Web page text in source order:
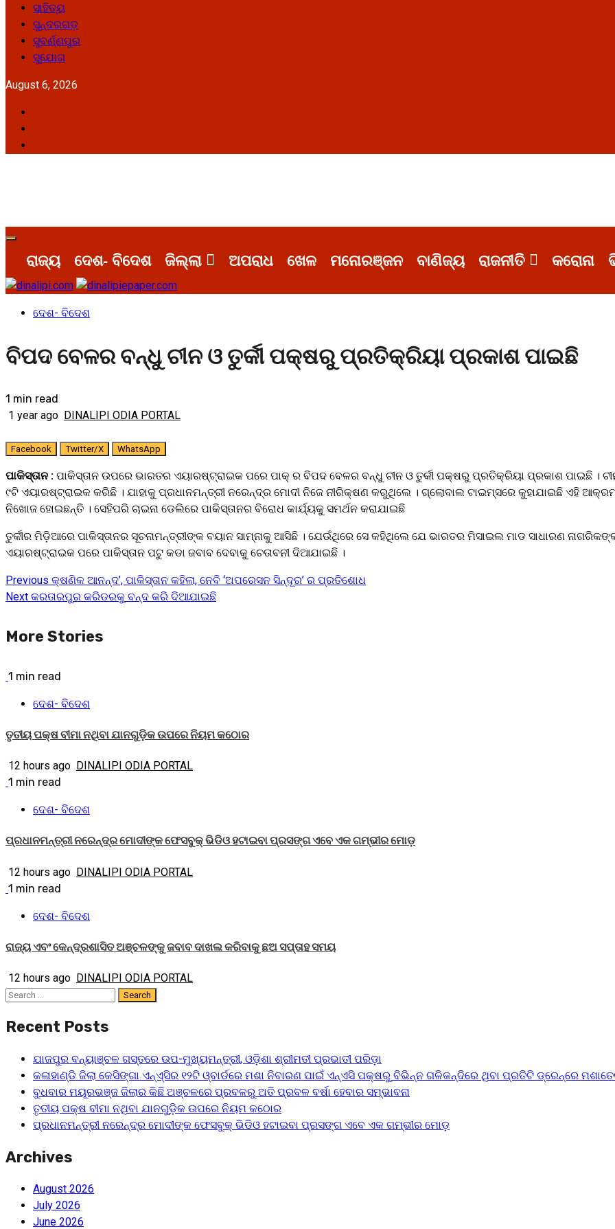
ସାହିତ୍ୟ
ସୁନ୍ଦରଗଡ଼
ସୁବର୍ଣ୍ଣପୁର
ସୁଯୋଗ
August 6, 2026
Primary
Menuରାଜ୍ୟ ଦେଶ- ବିଦେଶ ଜିଲ୍ଲା ଅପରାଧ ଖେଳ ମନୋରଞ୍ଜନ ବାଣିଜ୍ୟ ରାଜନୀତି କରୋନା
ଦେଶ- ବିଦେଶ
ବିପଦ ବେଳର ବନ୍ଧୁ ଚୀନ ଓ ତୁର୍କୀ ପକ୍ଷରୁ ପ୍ରତିକ୍ରିୟା ପ୍ରକାଶ ପାଇଛି
1 min read
1 year ago DINALIPI ODIA PORTAL
Facebook Twitter/X WhatsApp
ପାକିସ୍ତାନ : ପାକିସ୍ତାନ ଉପରେ ଭାରତର ଏୟାରଷ୍ଟ୍ରାଇକ ପରେ ପାକ୍‌ ର ବିପଦ ବେଳର ବନ୍ଧୁ ଚୀନ ଓ ତୁର୍କୀ ପକ୍ଷରୁ ପ୍ରତିକ୍ରିୟା ପ୍ରକାଶ ପାଇଛି ।
୯ଟି ଏୟାରଷ୍ଟ୍ରାଇକ କରିଛି । ଯାହାକୁ ପ୍ରଧାନମନ୍ତ୍ରୀ ନରେନ୍ଦ୍ର ମୋଦୀ ନିଜେ ନୀରିକ୍ଷଣ କରୁଥିଲେ । ଗ୍ଲୋବାଲ ଟାଇମ୍ସରେ କୁହାଯାଇଛି ଏହି
ନିଖୋଜ ହୋଇଛନ୍ତି । ସେହିପରି ଚାଇନା ଡେଲିରେ ପାକିସ୍ତାନର ବିରୋଧ କାର୍ଯ୍ୟକୁ ସମର୍ଥନ କରାଯାଇଛି
ତୁର୍କୀର ମିଡ଼ିଆରେ ପାକିସ୍ତାନର ସୂଚନାମନ୍ତ୍ରୀଙ୍କ ବୟାନ ସାମ୍ନାକୁ ଆସିଛି । ଯେଉଁଥିରେ ସେ କହିଥିଲେ ଯେ ଭାରତର ମିସାଇଲ ମାଡ ସାଧାରଣ
ଏୟାରଷ୍ଟ୍ରାଇକ ପରେ ପାକିସ୍ତାନ ପଟୁ କଡା ଜବାବ ଦେବାକୁ ଚେତାବନୀ ଦିଆଯାଇଛି ।
Continue
Reading
Previous କ୍ଷଣିକ ଆନନ୍ଦ’, ପାକିସ୍ତାନ କହିଲା, ନେବି ‘ଅପରେସନ ସିନ୍ଦୂର’ ର ପ୍ରତିଶୋଧ
Next କରତାରପୁର କରିଡରକୁ ବନ୍ଦ କରି ଦିଆଯାଇଛି
More Stories
1 min read
ଦେଶ- ବିଦେଶ
ତୃତୀୟ ପକ୍ଷ ବୀମା ନଥିବା ଯାନଗୁଡ଼ିକ ଉପରେ ନିୟମ କଠୋର
12 hours ago DINALIPI ODIA PORTAL
1 min read
ଦେଶ- ବିଦେଶ
ପ୍ରଧାନମନ୍ତ୍ରୀ ନରେନ୍ଦ୍ର ମୋଦୀଙ୍କ ଫେସବୁକ୍ ଭିଡିଓ ହଟାଇବା ପ୍ରସଙ୍ଗ ଏବେ ଏକ ଗମ୍ଭୀର ମୋଡ଼
12 hours ago DINALIPI ODIA PORTAL
1 min read
ଦେଶ- ବିଦେଶ
ରାଜ୍ୟ ଏବଂ କେନ୍ଦ୍ରଶାସିତ ଅଞ୍ଚଳଙ୍କୁ ଜବାବ ଦାଖଲ କରିବାକୁ ଛଅ ସପ୍ତାହ ସମୟ
12 hours ago DINALIPI ODIA PORTAL
Search
Recent Posts
ଯାଜପୁର ବନ୍ୟାଞ୍ଚଳ ଗସ୍ତରେ ଉପ-ମୁଖ୍ୟମନ୍ତ୍ରୀ, ଓଡ଼ିଶା ଶ୍ରୀମତୀ ପ୍ରଭାତୀ ପରିଡ଼ା
କଳାହାଣ୍ଡି ଜିଲା କେସିଙ୍ଗା ଏନ୍‌ଏ୍‌ସିର ୧୨ଟି ଓ୍ବାର୍ଡରେ ମଶା ନିବାରଣ ପାଇଁ ଏନ୍‌ଏସି ପକ୍ଷରୁ ବିଭିନ୍ନ ଗଳିକନ୍ଦିରେ ଥିବା ପ୍ରତିଟି ଡ୍ରେନ୍‌ରେ
ବୁଧବାର ମୟୂରଭଞ୍ଜ ଜିଲାର କିଛି ଅଞ୍ଚଳରେ ପ୍ରବଳରୁ ଅତି ପ୍ରବଳ ବର୍ଷା ହେବାର ସମ୍ଭାବନା
ତୃତୀୟ ପକ୍ଷ ବୀମା ନଥିବା ଯାନଗୁଡ଼ିକ ଉପରେ ନିୟମ କଠୋର
ପ୍ରଧାନମନ୍ତ୍ରୀ ନରେନ୍ଦ୍ର ମୋଦୀଙ୍କ ଫେସବୁକ୍ ଭିଡିଓ ହଟାଇବା ପ୍ରସଙ୍ଗ ଏବେ ଏକ ଗମ୍ଭୀର ମୋଡ଼
Archives
August 2026
July 2026
June 2026